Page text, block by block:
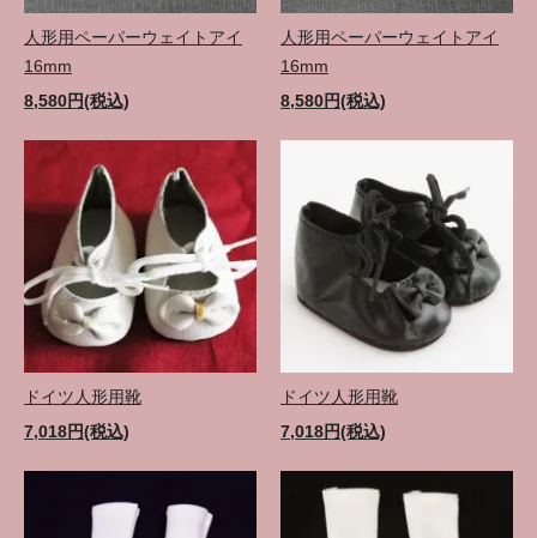
人形用ペーパーウェイトアイ
16mm
8,580円(税込)
人形用ペーパーウェイトアイ
16mm
8,580円(税込)
ドイツ人形用靴
7,018円(税込)
ドイツ人形用靴
7,018円(税込)